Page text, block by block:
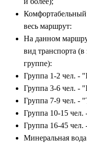
Комфортабельный
весь маршрут:
На данном
вид транспорта (в
группе):
Группа 1-2 чел. -
Группа 3-6 чел. -
Группа 7-9 чел. -
Группа 10-15
Группа 16-45
Минеральная